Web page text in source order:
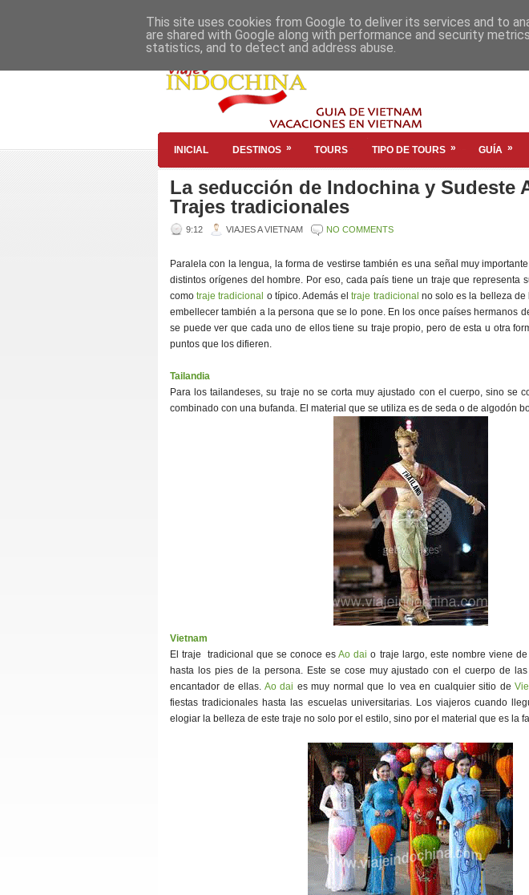
INICIAL DESTINOS » TOURS TIPO DE TOURS » GUÍA »
La seducción de Indochina y Sudeste
Trajes tradicionales
9:12 VIAJES A VIETNAM NO COMMENTS
Paralela con la lengua, la forma de vestirse también es una señal muy
distintos orígenes del hombre. Por eso, cada país tiene un traje que representa
comotraje tradicional o típico. Además eltraje tradicional no solo es la belleza
embellecer también a la persona que se lo pone. En los once países hermanos
se puede ver que cada uno de ellos tiene su traje propio, pero de esta u otra
puntos que los difieren.
Tailandia
Para los tailandeses, su traje no se corta muy ajustado con el cuerpo, sino se
combinado con una bufanda. El material que se utiliza es de seda o de algodón
Vietnam
El traje tradicional que se conoce esAo dai o traje largo, este nombre viene
hasta los pies de la persona. Este se cose muy ajustado con el cuerpo de las
encantador de ellas. Ao dai es muy normal que lo vea en cualquier sitio de
fiestas tradicionales hasta las escuelas universitarias. Los viajeros cuando
elogiar la belleza de este traje no solo por el estilo, sino por el material que es la
This site uses cookies from Google to deliver its services and to
are shared with Google along with performance and security
statistics, and to detect and address abuse.